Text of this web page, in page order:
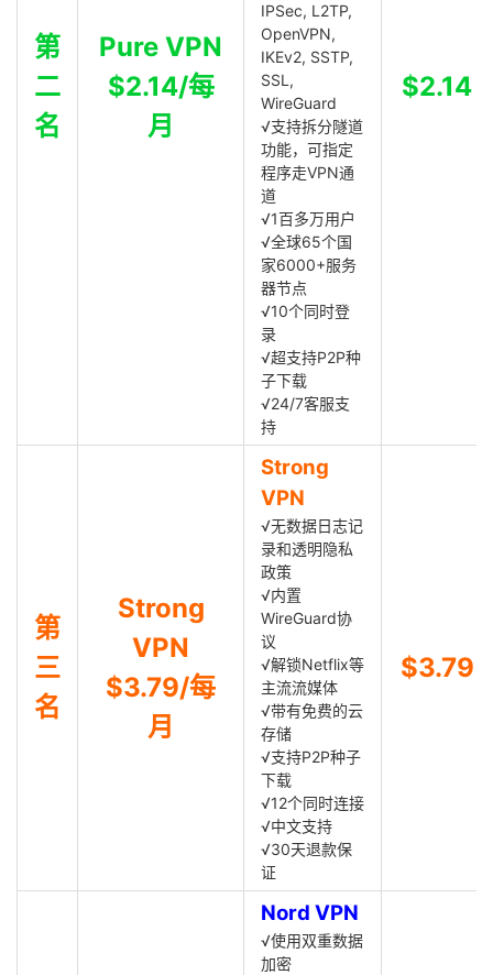
第
二
名
Pure VPN
$2.14/每
月
IPSec, L2TP,
OpenVPN,
IKEv2, SSTP,
SSL,
WireGuard
√支持拆分隧道
功能，可指定
程序走VPN通
道
√1百多万用户
√全球65个国
家6000+服务
器节点
√10个同时登
录
√超支持P2P种
子下载
√24/7客服支
持
$2.14
第
三
名
Strong
VPN
$3.79/每
月
Strong
VPN
√无数据日志记
录和透明隐私
政策
√内置
WireGuard协
议
√解锁Netflix等
主流流媒体
√带有免费的云
存储
√支持P2P种子
下载
√12个同时连接
√中文支持
√30天退款保
证
$3.79
Nord VPN
√使用双重数据
加密